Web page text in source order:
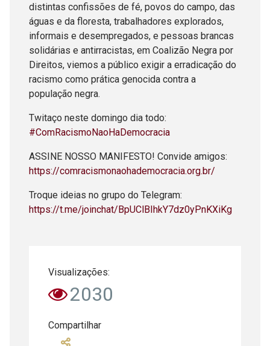
distintas confissões de fé, povos do campo, das
águas e da floresta, trabalhadores explorados,
informais e desempregados, e pessoas brancas
solidárias e antirracistas, em Coalizão Negra por
Direitos, viemos a público exigir a erradicação do
racismo como prática genocida contra a
população negra.
Twitaço neste domingo dia todo:
#ComRacismoNaoHaDemocracia
ASSINE NOSSO MANIFESTO! Convide amigos:
https://comracismonaohademocracia.org.br/
Troque ideias no grupo do Telegram:
https://t.me/joinchat/BpUClBIhkY7dz0yPnKXiKg
Visualizações:
2030
Compartilhar